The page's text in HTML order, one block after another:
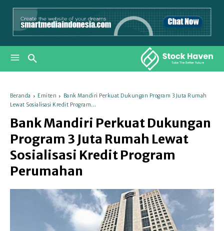
Beranda Emiten
Bank Mandiri Perkuat Dukungan Program 3 Juta Rumah
Lewat Sosialisasi Kredit Program...
Bank Mandiri Perkuat Dukungan
Program 3 Juta Rumah Lewat
Sosialisasi Kredit Program
Perumahan